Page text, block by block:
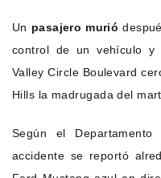
Un pasajero murió
control de un vehículo y
Valley Circle Boulevard
Hills la madrugada del
Según el
accidente se reportó